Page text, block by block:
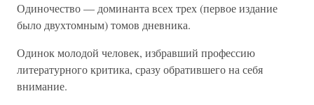
Одиночество — доминанта всех трех (первое издание
было двухтомным) томов дневника.
Одинок молодой человек, избравший профессию
литературного критика, сразу обратившего на себя
внимание.